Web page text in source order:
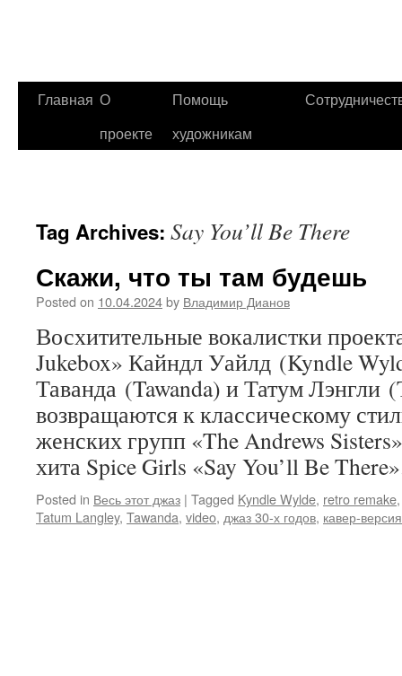
Главная О
проекте
Помощь
художникам
Tag Archives: Say You’ll Be There
Скажи, что ты там будешь
Posted on 10.04.2024by Владимир Дианов
Восхитительные вокалистки
Jukebox» Кайндл Уайлд (Kyndle
Таванда (Tawanda) и Татум Лэнгли
возвращаются к классическому
женских групп «The Andrews
хита Spice Girls «Say You’ll Be
Posted in Весь этот джаз | Tagged Kyndle Wylde, retro remake
Tatum Langley, Tawanda, video, джаз 30-х годов, кавер-версия